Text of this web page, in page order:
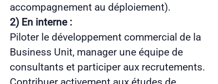
accompagnement au déploiement).
2) En interne :
Piloter le développement commercial de la
Business Unit, manager une équipe de
consultants et participer aux recrutements.